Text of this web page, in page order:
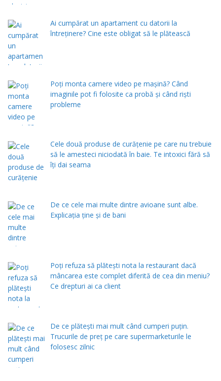
Ai cumpărat un apartament cu datorii la
întreținere? Cine este obligat să le plătească
Poți monta camere video pe mașină? Când
imaginile pot fi folosite ca probă și când riști
probleme
Cele două produse de curăţenie pe care nu trebuie
să le amesteci niciodată în baie. Te intoxici fără să
îţi dai seama
De ce cele mai multe dintre avioane sunt albe.
Explicația ține și de bani
Poți refuza să plătești nota la restaurant dacă
mâncarea este complet diferită de cea din meniu?
Ce drepturi ai ca client
De ce plătești mai mult când cumperi puțin.
Trucurile de preț pe care supermarketurile le
folosesc zilnic